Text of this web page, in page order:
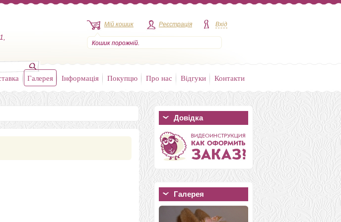
Мій кошик
Кошик порожній.
Реєстрація Вхід
Галерея Інформація Покупцю Про нас Відгуки Контакти
Довідка
Галерея